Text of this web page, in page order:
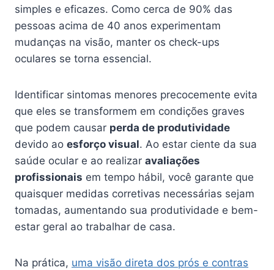
simples e eficazes. Como cerca de 90% das
pessoas acima de 40 anos experimentam
mudanças na visão, manter os check-ups
oculares se torna essencial.
Identificar sintomas menores precocemente evita
que eles se transformem em condições graves
que podem causar perda de produtividade
devido ao esforço visual. Ao estar ciente da sua
saúde ocular e ao realizar avaliações
profissionais em tempo hábil, você garante que
quaisquer medidas corretivas necessárias sejam
tomadas, aumentando sua produtividade e bem-
estar geral ao trabalhar de casa.
Na prática, uma visão direta dos prós e contras